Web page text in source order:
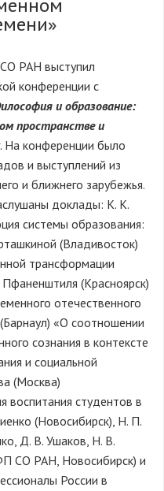
РАН выступил
конференции с
и образование:
пространстве и
На конференции было
и выступлений из
и ближнего зарубежья.
доклады: К. К.
системы образования:
(Владивосток)
трансформации
(Красноярск)
отечественного
«О соотношении
сознания в контексте
и социальной
(Москва)
воспитания студентов в
(Новосибирск), Н. П.
Д. В. Ушаков, Н. В.
СО РАН, Новосибирск) и
России в